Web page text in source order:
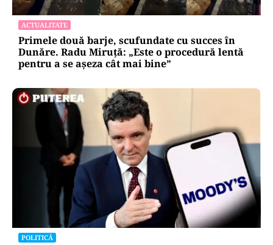
Cuba, prinsă în menghină. Marco Rubio
avertizează Havana că nu mai există nicio
„supapă de scăpare”
Primele două barje, scufundate cu succes în
Dunăre. Radu Miruță: „Este o procedură lentă